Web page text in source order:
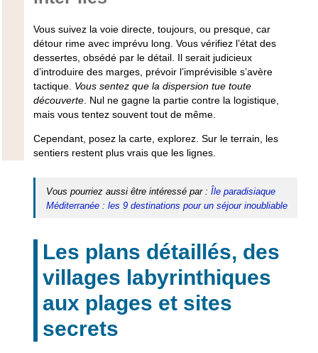
Vous suivez la voie directe, toujours, ou presque, car
détour rime avec imprévu long. Vous vérifiez l’état des
dessertes, obsédé par le détail. Il serait judicieux
d’introduire des marges, prévoir l’imprévisible s’avère
tactique. Vous sentez que la dispersion tue toute
découverte. Nul ne gagne la partie contre la logistique,
mais vous tentez souvent tout de même.
Cependant, posez la carte, explorez. Sur le terrain, les
sentiers restent plus vrais que les lignes.
Vous pourriez aussi être intéressé par : Île paradisiaque
Méditerranée : les 9 destinations pour un séjour inoubliable
Les plans détaillés, des
villages labyrinthiques
aux plages et sites
secrets